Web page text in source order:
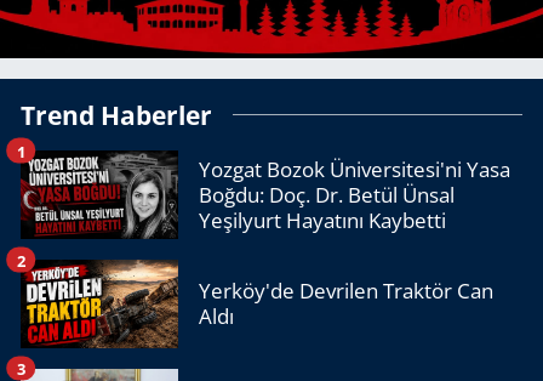
Trend Haberler
Yozgat Bozok Üniversitesi'ni Yasa
Boğdu: Doç. Dr. Betül Ünsal
Yeşilyurt Hayatını Kaybetti
1
Yerköy'de Devrilen Traktör Can
Aldı
2
3